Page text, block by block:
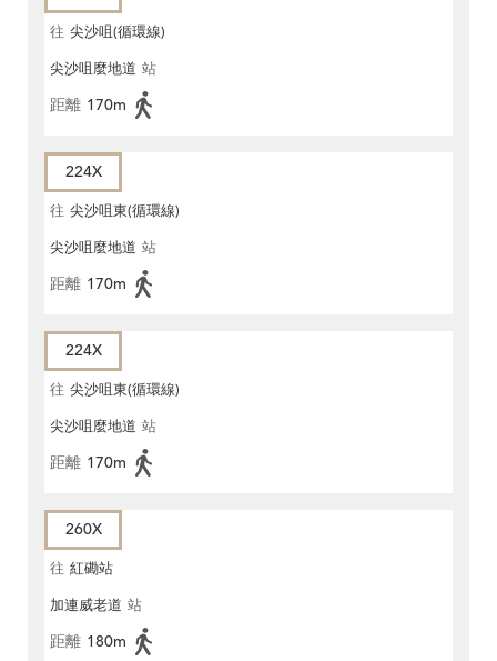
往 尖沙咀(循環線)
尖沙咀麼地道 站
距離 170m
224X
往 尖沙咀東(循環線)
尖沙咀麼地道 站
距離 170m
224X
往 尖沙咀東(循環線)
尖沙咀麼地道 站
距離 170m
260X
往 紅磡站
加連威老道 站
距離 180m